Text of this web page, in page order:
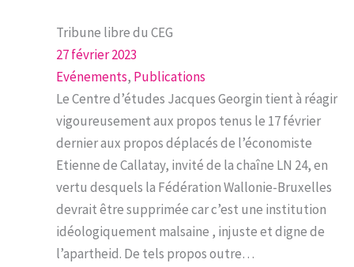
Tribune libre du CEG
27 février 2023
Evénements, Publications
Le Centre d’études Jacques Georgin tient à réagir
vigoureusement aux propos tenus le 17 février
dernier aux propos déplacés de l’économiste
Etienne de Callatay, invité de la chaîne LN 24, en
vertu desquels la Fédération Wallonie-Bruxelles
devrait être supprimée car c’est une institution
idéologiquement malsaine , injuste et digne de
l’apartheid. De tels propos outre…